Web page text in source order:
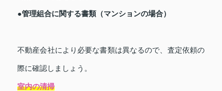
●管理組合に関する書類（マンションの場合）
不動産会社により必要な書類は異なるので、査定依頼の
際に確認しましょう。
室内の清掃